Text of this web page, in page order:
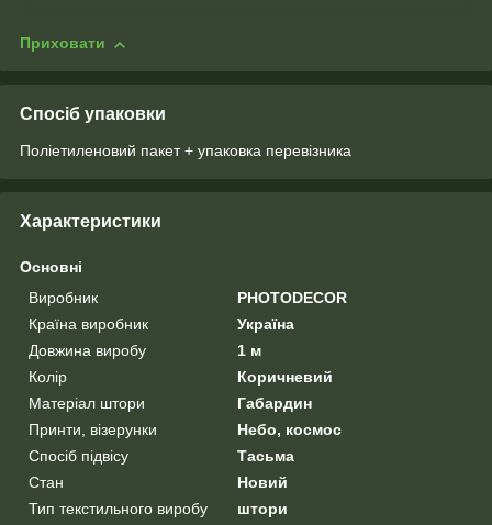
Приховати
Спосіб упаковки
Поліетиленовий пакет + упаковка перевізника
Характеристики
Основні
Виробник
PHOTODECOR
Країна виробник
Україна
Довжина виробу
1 м
Колір
Коричневий
Матеріал штори
Габардин
Принти, візерунки
Небо, космос
Спосіб підвісу
Тасьма
Стан
Новий
Тип текстильного виробу
штори